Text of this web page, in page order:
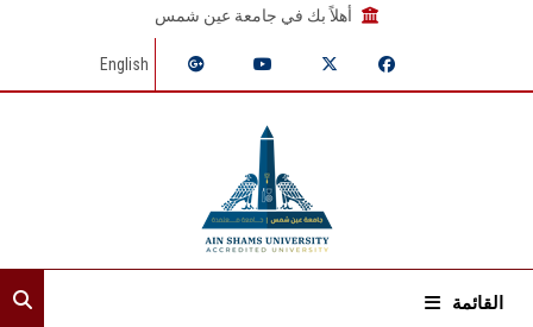
أهلاً بك في جامعة عين شمس
English
القائمة